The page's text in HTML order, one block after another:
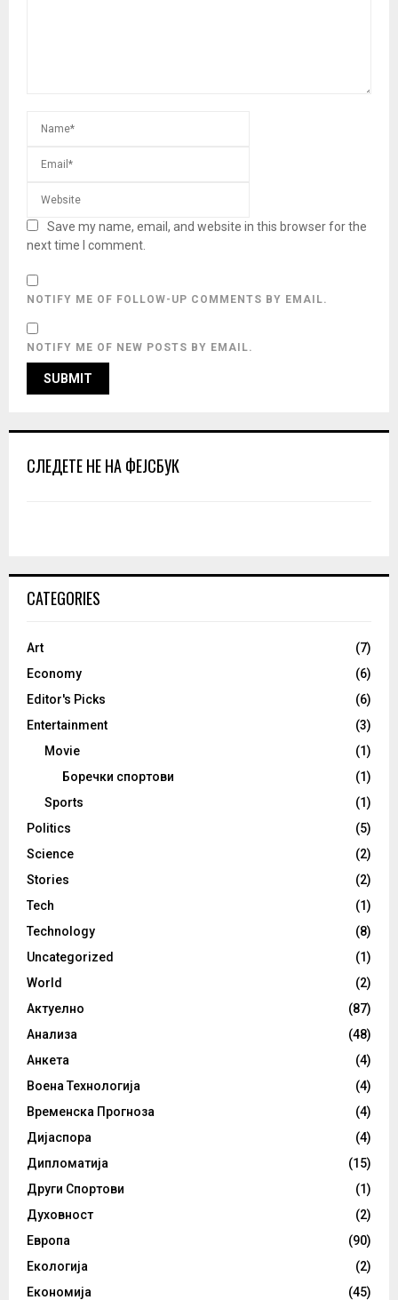
Save my name, email, and website in this browser for the
next time I comment.
NOTIFY ME OF FOLLOW-UP COMMENTS BY EMAIL.
NOTIFY ME OF NEW POSTS BY EMAIL.
СЛЕДЕТЕ НЕ НА ФЕЈСБУК
CATEGORIES
Art
(7)
Economy
(6)
Editor's Picks
(6)
Entertainment
(3)
Movie
(1)
Боречки спортови
(1)
Sports
(1)
Politics
(5)
Science
(2)
Stories
(2)
Tech
(1)
Technology
(8)
Uncategorized
(1)
World
(2)
Актуелно
(87)
Анализа
(48)
Анкета
(4)
Воена Технологија
(4)
Временска Прогноза
(4)
Дијаспора
(4)
Дипломатија
(15)
Други Спортови
(1)
Духовност
(2)
Европа
(90)
Екологија
(2)
Економија
(45)